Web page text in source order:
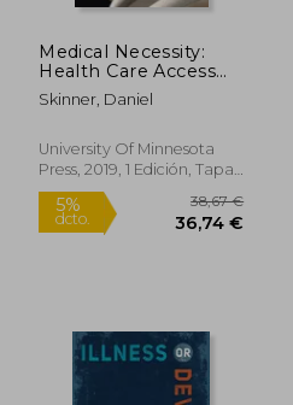
5%
Medical Necessity:
Health Care Access
and the Politics of
Decision Making (en
Skinner, Daniel
University Of Minnesota
Press, 2019, 1 Edición, Tapa
Blanda, Nuevo